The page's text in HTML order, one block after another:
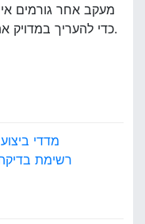
מעקב אחר גורמים
כדי להעריך במדויק את הביצועים ולבצע התאמות נדרשות.
מדדי
רשימת